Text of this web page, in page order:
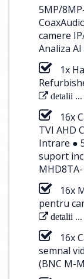
5MP/
camere
Analiza AI
1x
detalii ...
16x
TVI AHD
Intrare ●
suport
MHD8TA-
16x
pentru
detalii ...
16x
semnal
(BNC M-